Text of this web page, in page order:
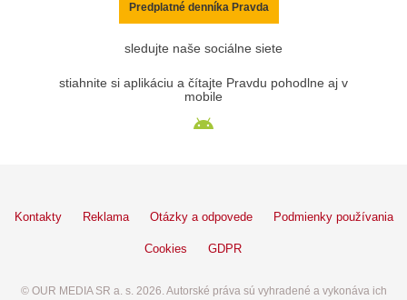
Predplatné denníka Pravda
sledujte naše sociálne siete
stiahnite si aplikáciu a čítajte Pravdu pohodlne aj v
mobile
Kontakty Reklama Otázky a odpovede Podmienky používania
Cookies GDPR
© OUR MEDIA SR a. s. 2026. Autorské práva sú vyhradené a vykonáva ich